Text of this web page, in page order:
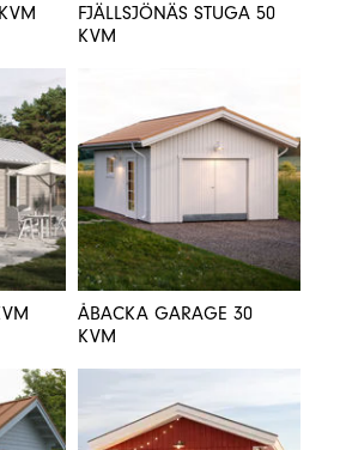
FJÄLLSJÖNÄS STUGA 50
KVM
ÅBACKA GARAGE 30
KVM